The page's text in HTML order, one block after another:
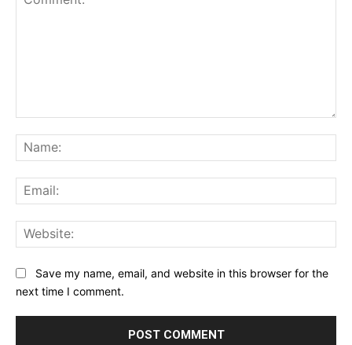
Save my name, email, and website in this browser for the
next time I comment.